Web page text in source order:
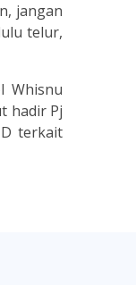
jangan
telur,
Whisnu
hadir Pj
terkait